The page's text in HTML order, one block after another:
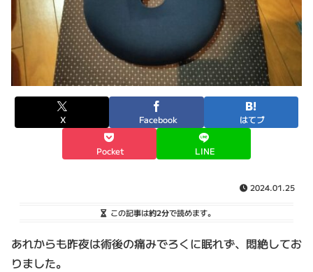
X Facebook はてブ
Pocket LINE
2024.01.25
この記事は約2分で読めます。
あれからも昨夜は術後の痛みでろくに眠れず、悶絶してお
りました。